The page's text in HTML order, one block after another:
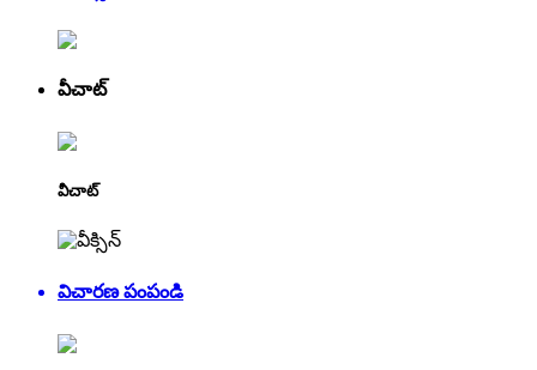
వీచాట్
వీచాట్
విచారణ పంపండి